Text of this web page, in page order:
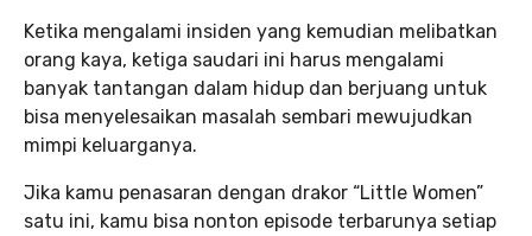
Ketika mengalami insiden yang kemudian melibatkan
orang kaya, ketiga saudari ini harus mengalami
banyak tantangan dalam hidup dan berjuang untuk
bisa menyelesaikan masalah sembari mewujudkan
mimpi keluarganya.
Jika kamu penasaran dengan drakor “Little Women”
satu ini, kamu bisa nonton episode terbarunya setiap